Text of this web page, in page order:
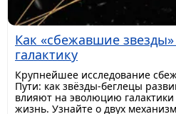
Как «сбежавшие
галактику
Крупнейшее исследование
Пути: как звёзды-беглецы
влияют на эволюцию
жизнь. Узнайте о двух